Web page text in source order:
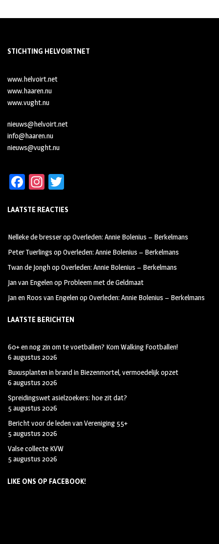
STICHTING HELVOIRTNET
www.helvoirt.net
www.haaren.nu
www.vught.nu
nieuws@helvoirt.net
info@haaren.nu
nieuws@vught.nu
Fa
b
oo
k
In
ag
m
tt
LAATSTE REACTIES
Nelleke de bresseropOverleden: Annie Bolenius – Berkelmans
Peter Tuerlings opOverleden: Annie Bolenius – Berkelmans
Twan de JonghopOverleden: Annie Bolenius – Berkelmans
Jan van Engelenop Probleem met de Geldmaat
Jan en Roos van EngelenopOverleden: Annie Bolenius – Berkelmans
LAATSTE BERICHTEN
60+ en nog zin om te voetballen? Kom Walking Footballen!
6 augustus 2026
Buxusplanten in brand in Biezenmortel, vermoedelijk opzet
6 augustus 2026
Spreidingswet asielzoekers: hoe zit dat?
5 augustus 2026
Bericht voor de leden van Vereniging 55+
5 augustus 2026
Valse collecte KVW
5 augustus 2026
LIKE ONS OP FACEBOOK!